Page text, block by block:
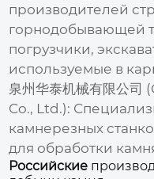
производителей
горнодобывающей
погрузчики,
используемые в
泉州华泰机械有限公
Co., Ltd.):
камнерезных
для обработки
Российские